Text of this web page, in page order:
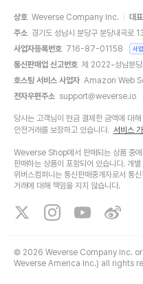
상호 Weverse Company Inc. 대
주소 경기도 성남시 분당구 분당내곡로
사업자등록번호 716-87-01158 사
통신판매업 신고번호 제 2022-성남분
호스팅 서비스 사업자 Amazon Web
전자우편주소 support@weverse.io
당사는 고객님이 현금 결제한 금액에 대
안전거래를 보장하고 있습니다. 서비스
Weverse Shop에서 판매되는 상품 중
판매하는 상품이 포함되어 있습니다. 개
위버스컴퍼니는 통신판매중개자로서 통
거래에 대해 책임을 지지 않습니다.
© 2026 Weverse Company Inc.
Weverse America Inc.) all rights